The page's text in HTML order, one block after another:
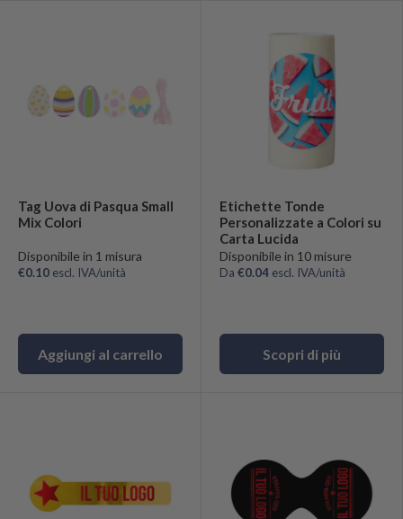
Tag Uova di Pasqua Small
Mix Colori
Disponibile in 1 misura
€0.10 escl. IVA/unità
Aggiungi al carrello
Etichette Tonde
Personalizzate a Colori su
Carta Lucida
Disponibile in 10 misure
Da €0.04 escl. IVA/unità
Scopri di più